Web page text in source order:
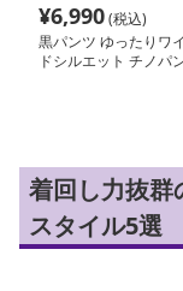
¥6,990(税込)
黒パンツ ゆったりワイ
ドシルエット チノパ
着回し力抜群
スタイル5選